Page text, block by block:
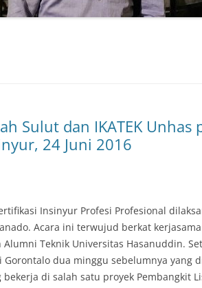
Sulut dan IKATEK Unhas
24 Juni 2016
Insinyur Profesi Profesional
Acara ini terwujud berkat
Teknik Universitas Hasanuddin.
dua minggu sebelumnya yang
di salah satu proyek Pembangkit